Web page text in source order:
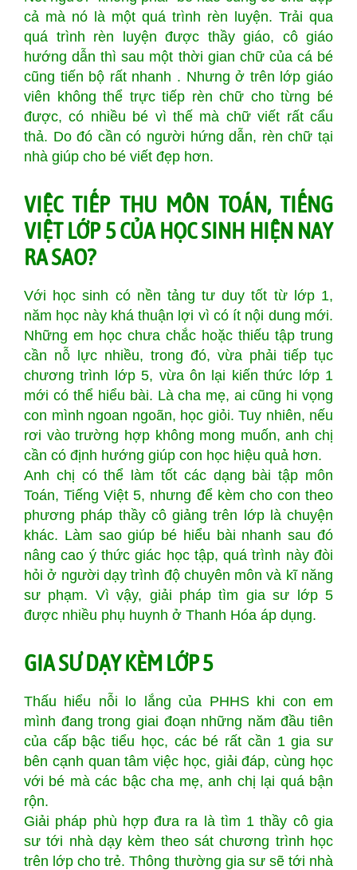
cả mà nó là một quá trình rèn luyện. Trải qua
quá trình rèn luyện được thầy giáo, cô giáo
hướng dẫn thì sau một thời gian chữ của cá bé
cũng tiến bộ rất nhanh . Nhưng ở trên lớp giáo
viên không thể trực tiếp rèn chữ cho từng bé
được, có nhiều bé vì thế mà chữ viết rất cẩu
thả. Do đó cần có người hứng dẫn, rèn chữ tại
nhà giúp cho bé viết đẹp hơn.
VIỆC TIẾP THU MÔN TOÁN, TIẾNG
VIỆT LỚP 5 CỦA HỌC SINH HIỆN NAY
RA SAO?
Với học sinh có nền tảng tư duy tốt từ lớp 1,
năm học này khá thuận lợi vì có ít nội dung mới.
Những em học chưa chắc hoặc thiếu tập trung
cần nỗ lực nhiều, trong đó, vừa phải tiếp tục
chương trình lớp 5, vừa ôn lại kiến thức lớp 1
mới có thể hiểu bài. Là cha mẹ, ai cũng hi vọng
con mình ngoan ngoãn, học giỏi. Tuy nhiên, nếu
rơi vào trường hợp không mong muốn, anh chị
cần có định hướng giúp con học hiệu quả hơn.
Anh chị có thể làm tốt các dạng bài tập môn
Toán, Tiếng Việt 5, nhưng để kèm cho con theo
phương pháp thầy cô giảng trên lớp là chuyện
khác. Làm sao giúp bé hiểu bài nhanh sau đó
nâng cao ý thức giác học tập, quá trình này đòi
hỏi ở người dạy trình độ chuyên môn và kĩ năng
sư phạm. Vì vậy, giải pháp tìm gia sư lớp 5
được nhiều phụ huynh ở Thanh Hóa áp dụng.
GIA SƯ DẠY KÈM LỚP 5
Thấu hiểu nỗi lo lắng của PHHS khi con em
mình đang trong giai đoạn những năm đầu tiên
của cấp bậc tiểu học, các bé rất cần 1 gia sư
bên cạnh quan tâm việc học, giải đáp, cùng học
với bé mà các bậc cha mẹ, anh chị lại quá bận
rộn.
Giải pháp phù hợp đưa ra là tìm 1 thầy cô gia
sư tới nhà dạy kèm theo sát chương trình học
trên lớp cho trẻ. Thông thường gia sư sẽ tới nhà